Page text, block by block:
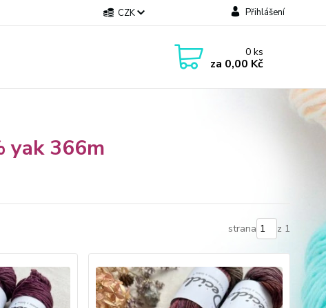
CZK Přihlášení
0ks
za 0,00 Kč
yak 366m
strana z 1